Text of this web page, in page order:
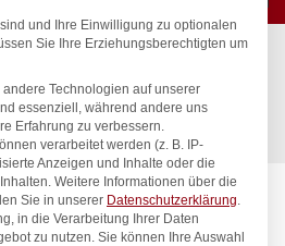
Suchen
Gastro Geräte für Profis
BarUp,
und Ihre Einwilligung zu optionalen
Sie Ihre Erziehungsberechtigten um
Technologien auf unserer
essenziell, während andere uns
Erfahrung zu verbessern.
verarbeitet werden (z. B. IP-
Anzeigen und Inhalte oder die
Weitere Informationen über die
Sie in unserer Datenschutzerklärung.
in die Verarbeitung Ihrer Daten
zu nutzen. Sie können Ihre Auswahl